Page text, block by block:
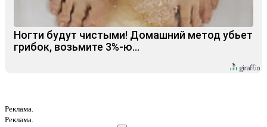
Ногти будут чистыми! Домашний метод убьет
грибок, возьмите 3%-ю…
Реклама.
Реклама.